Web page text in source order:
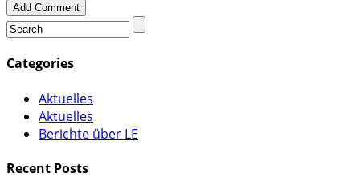
Add Comment
Categories
Aktuelles
Aktuelles
Berichte über LE
Recent Posts